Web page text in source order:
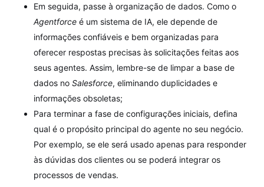
Em seguida, passe à organização de dados. Como o
Agentforceé um sistema de IA, ele depende de
informações confiáveis e bem organizadas para
oferecer respostas precisas às solicitações feitas aos
seus agentes. Assim, lembre-se de limpar a base de
dados no Salesforce, eliminando duplicidades e
informações obsoletas;
Para terminar a fase de configurações iniciais, defina
qual é o propósito principal do agente no seu negócio.
Por exemplo, se ele será usado apenas para responder
às dúvidas dos clientes ou se poderá integrar os
processos de vendas.